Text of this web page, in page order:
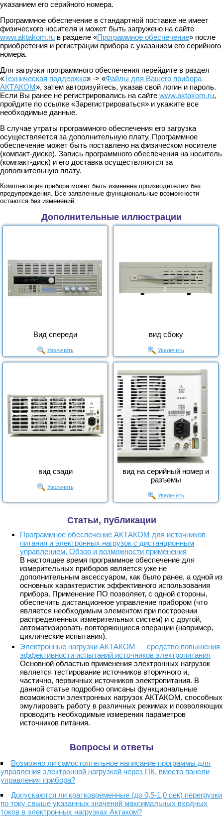
указанием его серийного номера.
Программное обеспечение в стандартной поставке не имеет
физического носителя и может быть загружено на сайте
www.aktakom.ru в разделе «Программное обеспечение» после
приобретения и регистрации прибора с указанием его серийного
номера.
Для загрузки программного обеспечения перейдите в раздел
«Техническая поддержка» -> «Файлы для Вашего прибора
АКТАКОМ», затем авторизуйтесь, указав свой логин и пароль.
Если Вы ранее не регистрировались на сайте www.aktakom.ru,
пройдите по ссылке «Зарегистрироваться» и укажите все
необходимые данные.
В случае утраты программного обеспечения его загрузка
осуществляется за дополнительную плату. Программное
обеспечение может быть поставлено на физическом носителе
(компакт-диске). Запись программного обеспечения на носитель
(компакт-диск) и его доставка осуществляются за
дополнительную плату.
Комплектация прибора может быть изменена производителем без
предупреждения. Все заявленные функциональные возможности
остаются без изменений.
Дополнительные иллюстрации
Вид спереди
Увеличить
вид сбоку
Увеличить
вид сзади
Увеличить
вид на серийный номер и
разъемы
Увеличить
Статьи, публикации
Программное обеспечение АКТАКОМ для источников
питания и электронных нагрузок с дистанционным
управлением. Обзор и возможности применения
В настоящее время программное обеспечение для
измерительных приборов является уже не
дополнительным аксессуаром, как было ранее, а одной из
основных характеристик эффективного использования
прибора. Применение ПО позволяет, с одной стороны,
обеспечить дистанционное управление прибором (что
является необходимым элементом при построении
распределенных измерительных систем) и с другой,
автоматизировать повторяющиеся операции (например,
циклические испытания).
Электронные нагрузки АКТАКОМ — средство повышения
эффективности испытаний источников электропитания
Основной областью применения электронных нагрузок
является тестирование источников вторичного и,
частично, первичных источников электропитания. В
данной статье подробно описаны функциональные
возможности электронных нагрузок АКТАКОМ, способных
эмулировать работу в различных режимах и позволяющих
проводить необходимые измерения параметров
источников питания.
Вопросы и ответы
Возможно ли самостоятельное написание программы для
управления электронной нагрузкой через ПК, вместо панели
управления прибора?
Допускаются ли кратковременные (до 0,5-1,0 сек) перегрузки
по току свыше указанных значений максимальных входных
токов в электронных нагрузках Актаком?